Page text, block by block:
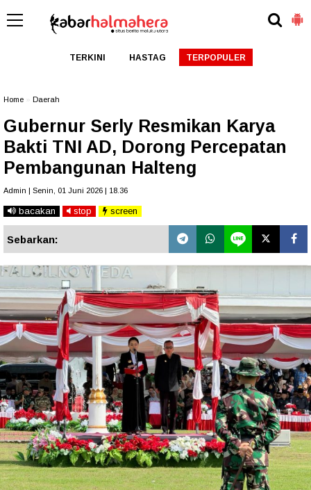
TERKINI HASTAG TERPOPULER
Home Daerah
Gubernur Serly Resmikan Karya
Bakti TNI AD, Dorong Percepatan
Pembangunan Halteng
Admin | Senin, 01 Juni 2026 | 18.36
bacakan stop screen
Sebarkan: